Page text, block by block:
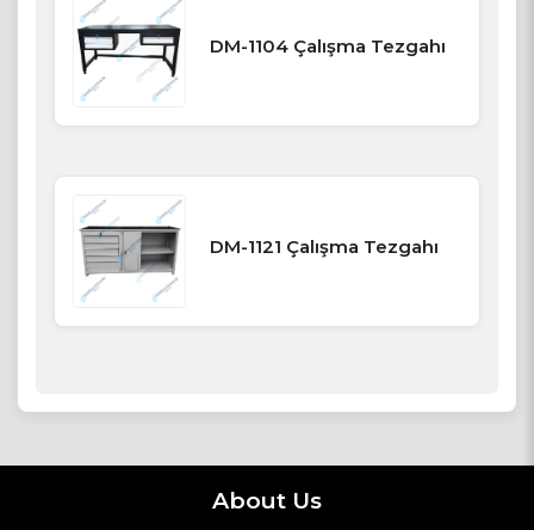
DM-1104 Çalışma Tezgahı
DM-1121 Çalışma Tezgahı
About Us